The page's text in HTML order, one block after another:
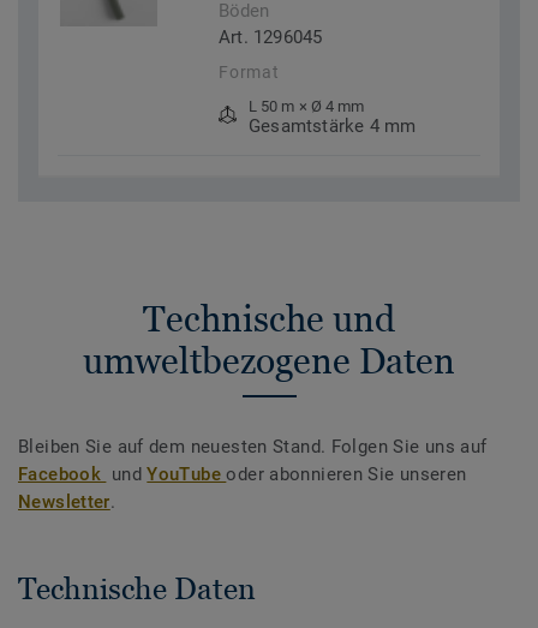
Böden
Art. 1296045
Format
L 50 m × Ø 4 mm
Gesamtstärke 4 mm
Technische und
umweltbezogene Daten
Bleiben Sie auf dem neuesten Stand. Folgen Sie uns auf
Facebook undYouTubeoder abonnieren Sie unseren
Newsletter.
Technische Daten